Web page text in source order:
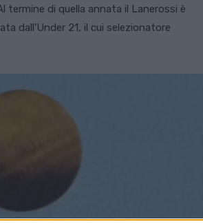
termine di quella annata il Lanerossi è
dall’Under 21, il cui selezionatore